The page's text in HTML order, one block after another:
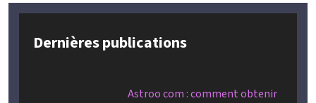
Dernières publications
Astroo com : comment obtenir